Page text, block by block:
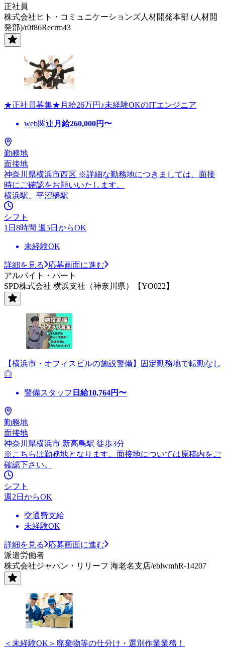
正社員
株式会社ヒト・コミュニケーションズ人材開発本部 (人材開
発部)/r0f86Recrm43
★正社員募集★月給26万円♪未経験OKのITエンジニア
web関連 月給260,000円〜
勤務地
面接地
神奈川県横浜市西区 ※詳細な勤務地につきましては、面接
時にご確認をお願いいたします。
横浜駅、平沼橋駅
シフト
1日8時間 週5日からOK
未経験OK
詳細を見る
応募画面に進む
アルバイト・パート
SPD株式会社 横浜支社（神奈川県）【YO022】
【横浜市・オフィスビルの施設警備】固定勤務地で転勤なし
◎
警備スタッフ 日給10,764円〜
勤務地
面接地
神奈川県横浜市 新高島駅 徒歩3分
※こちらは勤務地となります。面接地については原稿内をご
確認下さい。
シフト
週2日からOK
交通費支給
未経験OK
詳細を見る
応募画面に進む
派遣労働者
株式会社ジャパン・リリーフ 海老名支店/eblwmhR-14207
＜未経験OK＞廃棄物等の仕分け・選別作業業務！